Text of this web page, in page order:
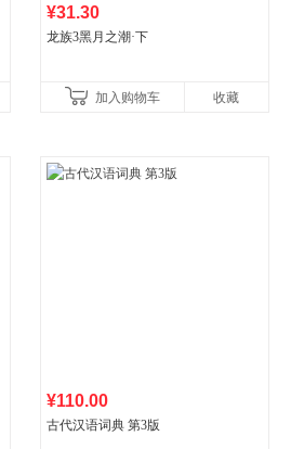
¥31.30
龙族3黑月之潮·下
加入购物车 收藏
¥110.00
古代汉语词典 第3版